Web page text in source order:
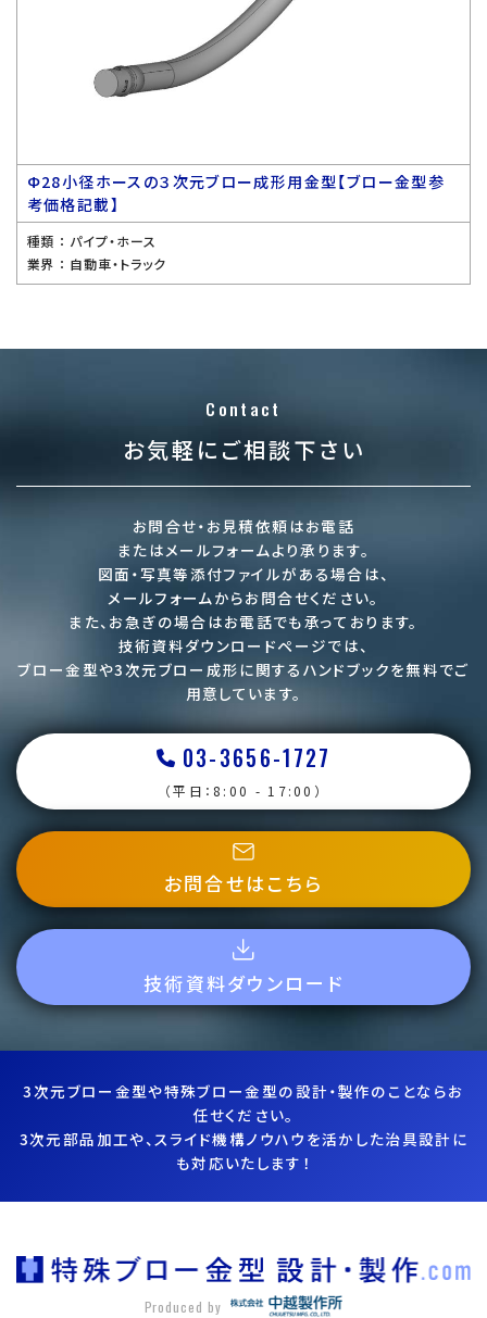
Ф28小径ホースの３次元ブロー成形用金型【ブロー金型参
考価格記載】
種類 ： パイプ・ホース
業界 ： 自動車・トラック
Contact
お気軽にご相談下さい
お問合せ・お見積依頼はお電話
またはメールフォームより承ります。
図面・写真等添付ファイルがある場合は、
メールフォームからお問合せください。
また、お急ぎの場合はお電話でも承っております。
技術資料ダウンロードページでは、
ブロー金型や3次元ブロー成形に関するハンドブックを無料でご
用意しています。
03-3656-1727
（平日：8:00 - 17:00）
お問合せはこちら
技術資料ダウンロード
3次元ブロー金型や特殊ブロー金型の設計・製作のことならお
任せください。
3次元部品加工や、スライド機構ノウハウを活かした治具設計に
も対応いたします！
Produced by